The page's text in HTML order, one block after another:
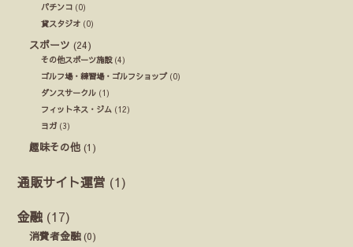
パチンコ (0)
貸スタジオ (0)
スポーツ (24)
その他スポーツ施設(4)
ゴルフ場・練習場・ゴルフショップ(0)
ダンスサークル (1)
フィットネス・ジム (12)
ヨガ (3)
趣味その他 (1)
通販サイト運営 (1)
金融 (17)
消費者金融(0)